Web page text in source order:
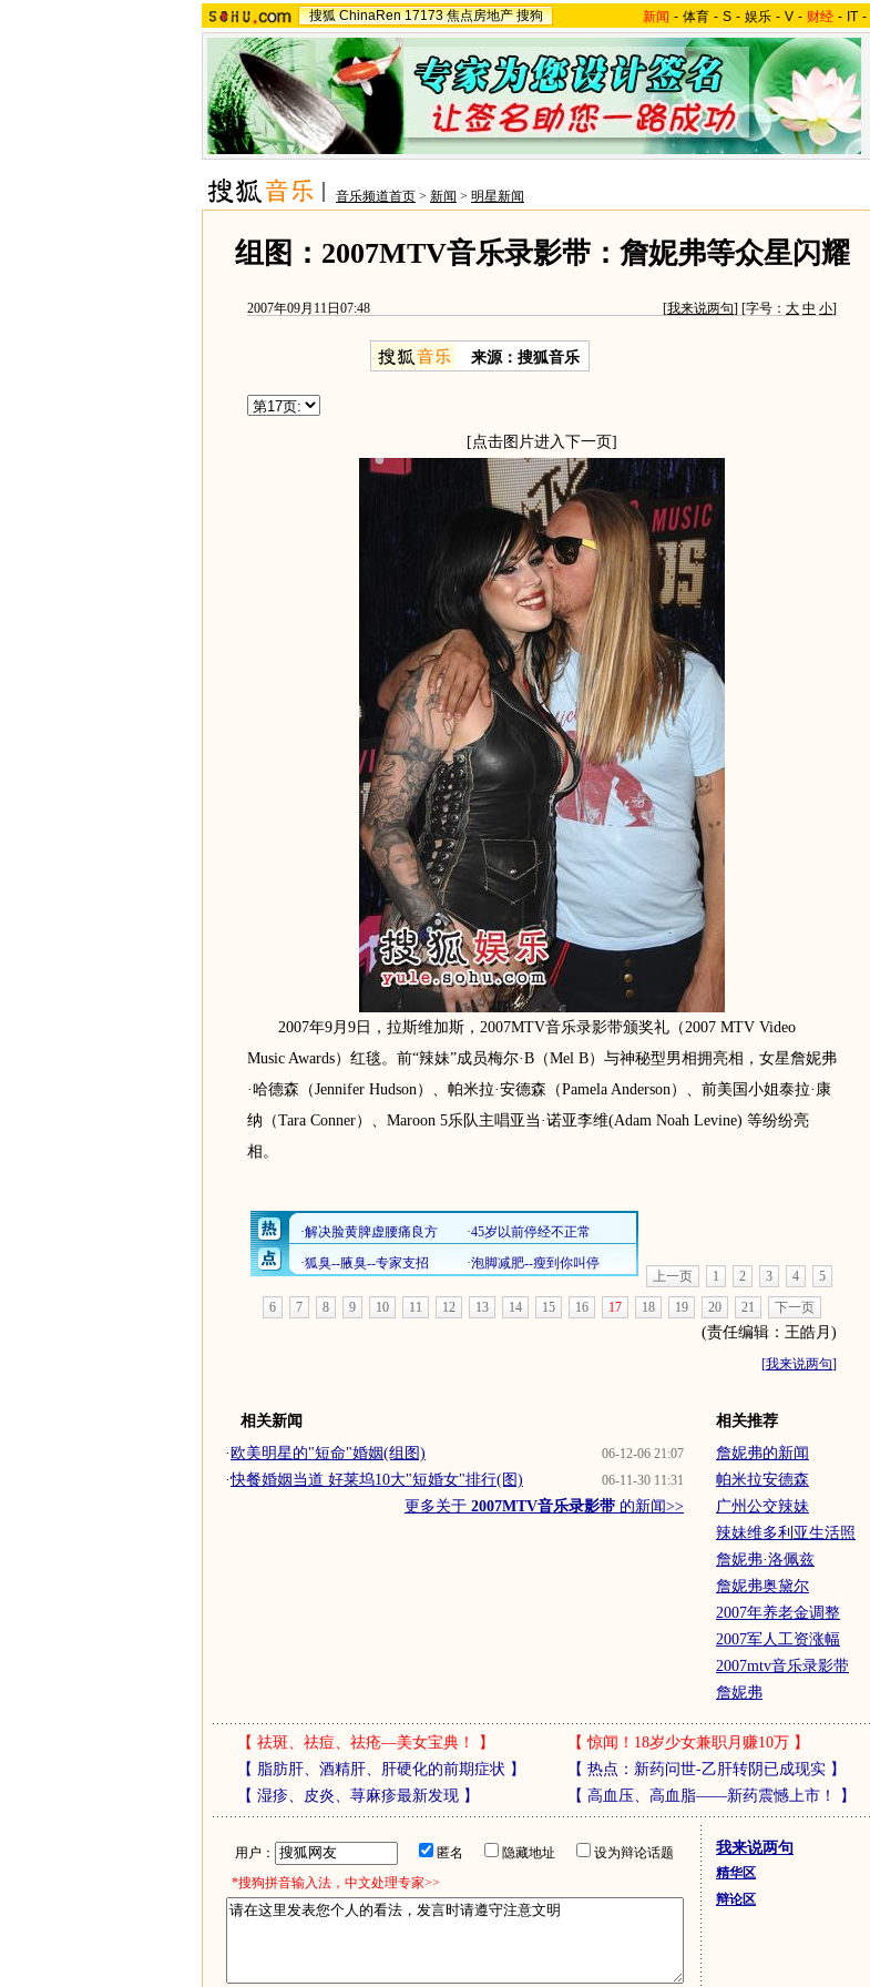
搜狐 ChinaRen 17173 焦点房地产 搜狗 新闻 - 体育 - S - 娱乐 - V - 财经 - IT -
音乐频道首页 > 新闻 > 明星新闻
组图：2007MTV音乐录影带：詹妮弗等众星闪耀
2007年09月11日07:48 [我来说两句] [字号： 大 中 小]
来源：搜狐音乐
[点击图片进入下一页]
2007年9月9日，拉斯维加斯，2007MTV音乐录影带颁奖礼（2007 MTV Video
Music Awards）红毯。前“辣妹”成员梅尔·B（Mel B）与神秘型男相拥亮相，女星詹妮弗
·哈德森（Jennifer Hudson）、帕米拉·安德森（Pamela Anderson）、前美国小姐泰拉·康
纳（Tara Conner）、Maroon 5乐队主唱亚当·诺亚李维(Adam Noah Levine) 等纷纷亮
相。
上一页 1 2 3 4
5
6
7 8 9 10 11 12 13 14 15 16 17 18 19 20 21 下一页
(责任编辑：王皓月)
[我来说两句]
相关新闻
06-12-06 21:07
· 欧美明星的"短命"婚姻(组图)
06-11-30 11:31
·快餐婚姻当道 好莱坞10大"短婚女"排行(图)
更多关于 2007MTV音乐录影带 的新闻>>
相关推荐
詹妮弗的新闻
帕米拉安德森
广州公交辣妹
辣妹维多利亚生活照
詹妮弗·洛佩兹
詹妮弗奥黛尔
2007年养老金调整
2007军人工资涨幅
2007mtv音乐录影带
詹妮弗
【 祛斑、祛痘、祛疮—美女宝典！ 】 【惊闻！18岁少女兼职月赚10万】
【 脂肪肝、酒精肝、肝硬化的前期症状 】 【 热点：新药问世-乙肝转阴已成现实】
【 湿疹、皮炎、荨麻疹最新发现】 【 高血压、高血脂——新药震憾上市！ 】
用户： 匿名 隐藏地址
设为辩论话题
*搜狗拼音输入法，中文处理专家>>
我来说两句
精华区
辩论区